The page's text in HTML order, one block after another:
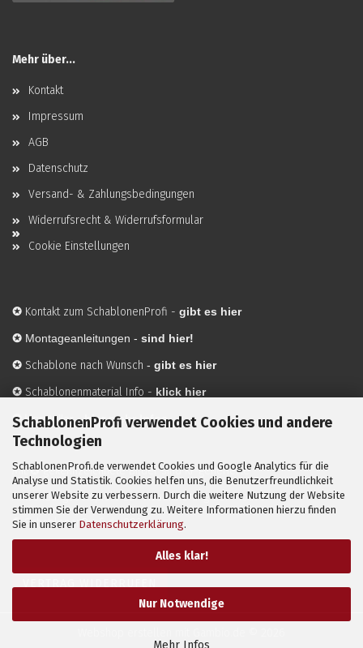
SchablonenProfi verwendet Cookies und andere
Technologien
SchablonenProfi.de verwendet Cookies und Google Analytics für die
Analyse und Statistik. Cookies helfen uns, die Benutzerfreundlichkeit
unserer Website zu verbessern. Durch die weitere Nutzung der Website
stimmen Sie der Verwendung zu. Weitere Informationen hierzu finden
Sie in unserer Datenschutzerklärung.
Alles klar!
Nur Notwendige
Mehr Infos
Mehr über...
Kontakt
Impressum
AGB
Datenschutz
Versand- & Zahlungsbedingungen
Widerrufsrecht & Widerrufsformular
Cookie Einstellungen
✪ Kontakt zum SchablonenProfi - gibt es hier
✪ Montageanleitungen - sind hier!
✪ Schablone nach Wunsch - gibt es hier
✪ Schablonenmaterial Info - klick hier
✪Hersteller-hier mehr Infos
Mit ✪ gekennzeichnete Bilder sind KI-generierte
Anwendungsbeispiele zur Visualisierung der Motive.
© SchablonenProfi.de2026